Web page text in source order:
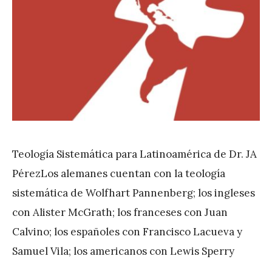
Teología Sistemática para Latinoamérica de Dr. JA
PérezLos alemanes cuentan con la teología
sistemática de Wolfhart Pannenberg; los ingleses
con Alister McGrath; los franceses con Juan
Calvino; los españoles con Francisco Lacueva y
Samuel Vila; los americanos con Lewis Sperry